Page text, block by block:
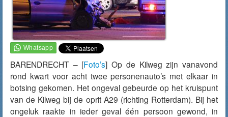
BARENDRECHT – [Foto’s] Op de Kilweg zijnvanavond
rond kwart voor acht twee personenauto’s met elkaar in
botsing gekomen. Het ongeval gebeurde op het kruispunt
van de Kilweg bij de oprit A29 (richting Rotterdam). Bij het
ongeluk raakte in ieder geval één persoon gewond, in